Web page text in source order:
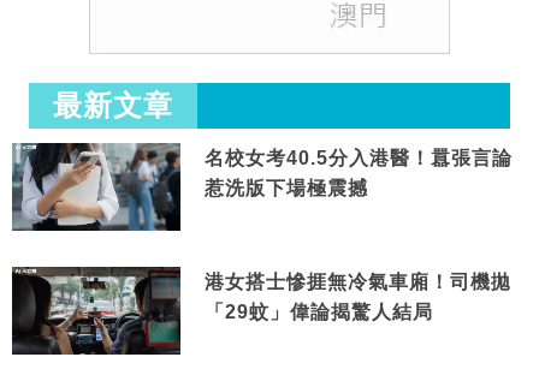
最新文章
名校女考40.5分入港醫！囂張言論
惹洗版下場極震撼
港女搭士慘捱無冷氣車廂！司機拋
「29蚊」偉論揭驚人結局